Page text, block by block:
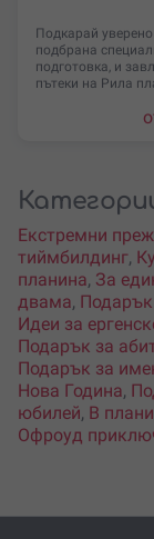
Подкарай
подбрана
подготовка, и
пътеки на Рила
Екстремни
тиймбилдинг,
планина, За
двама,
Идеи за
Подарък за
Подарък за
Нова Година,
юбилей, В
Офроуд